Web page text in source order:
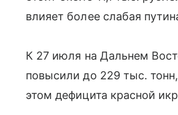
влияет более слабая
К 27 июля на Дальнем
повысили до 229 тыс.
этом дефицита красной